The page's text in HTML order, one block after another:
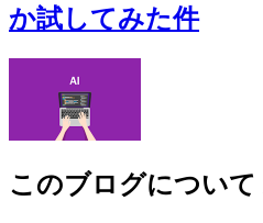
か試してみた件
このブログについて